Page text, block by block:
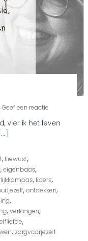
e
e
d
m
o
n
r
w
a
r
z
Geef een reactieo
D
a
r
i
vier ik het leven
, bewust,
, eigenbaas,
, koers,
, ontdekken,
,
, verlangen,
,
, zorgvoorjezelf